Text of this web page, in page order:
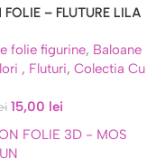
FOLIE – FLUTURE LILA
folie figurine, Baloane
, Fluturi, Colectia Cu
15,00 lei